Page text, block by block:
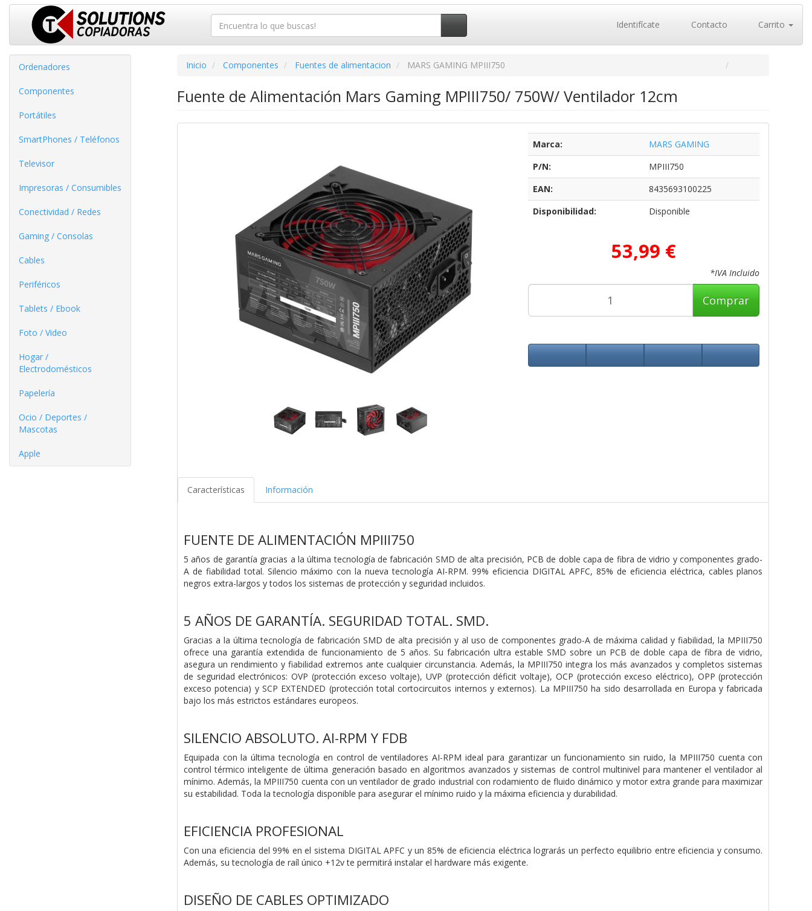
Identifícate Contacto Carrito
Ordenadores
Componentes
Portátiles
SmartPhones / Teléfonos
Televisor
Impresoras / Consumibles
Conectividad / Redes
Gaming / Consolas
Cables
Periféricos
Tablets / Ebook
Foto / Video
Hogar /
Electrodomésticos
Papelería
Ocio / Deportes /
Mascotas
Apple
Inicio Componentes Fuentes de alimentacion MARS GAMING MPIII750
Fuente de Alimentación Mars Gaming MPIII750/ 750W/ Ventilador 12cm
Marca:
MARS GAMING
P/N:
MPIII750
EAN:
8435693100225
Disponibilidad:
Disponible
53,99 €
*IVA Incluido
Comprar
Características Información
FUENTE DE ALIMENTACIÓN MPIII750
5 años de garantía gracias a la última tecnología de fabricación SMD de alta precisión, PCB de doble capa de fibra de vidrio y componentes grado-
A de fiabilidad total. Silencio máximo con la nueva tecnología AI-RPM. 99% eficiencia DIGITAL APFC, 85% de eficiencia eléctrica, cables planos
negros extra-largos y todos los sistemas de protección y seguridad incluidos.
5 AÑOS DE GARANTÍA. SEGURIDAD TOTAL. SMD.
Gracias a la última tecnología de fabricación SMD de alta precisión y al uso de componentes grado-A de máxima calidad y fiabilidad, la MPIII750
ofrece una garantía extendida de funcionamiento de 5 años. Su fabricación ultra estable SMD sobre un PCB de doble capa de fibra de vidrio,
asegura un rendimiento y fiabilidad extremos ante cualquier circunstancia. Además, la MPIII750 integra los más avanzados y completos sistemas
de seguridad electrónicos: OVP (protección exceso voltaje), UVP (protección déficit voltaje), OCP (protección exceso eléctrico), OPP (protección
exceso potencia) y SCP EXTENDED (protección total cortocircuitos internos y externos). La MPIII750 ha sido desarrollada en Europa y fabricada
bajo los más estrictos estándares europeos.
SILENCIO ABSOLUTO. AI-RPM Y FDB
Equipada con la última tecnología en control de ventiladores AI-RPM ideal para garantizar un funcionamiento sin ruido, la MPIII750 cuenta con
control térmico inteligente de última generación basado en algoritmos avanzados y sistemas de control multinivel para mantener el ventilador al
mínimo. Además, la MPIII750 cuenta con un ventilador de grado industrial con rodamiento de fluido dinámico y motor extra grande para maximizar
su estabilidad. Toda la tecnología disponible para asegurar el mínimo ruido y la máxima eficiencia y durabilidad.
EFICIENCIA PROFESIONAL
Con una eficiencia del 99% en el sistema DIGITAL APFC y un 85% de eficiencia eléctrica lograrás un perfecto equilibrio entre eficiencia y consumo.
Además, su tecnología de raíl único +12v te permitirá instalar el hardware más exigente.
DISEÑO DE CABLES OPTIMIZADO